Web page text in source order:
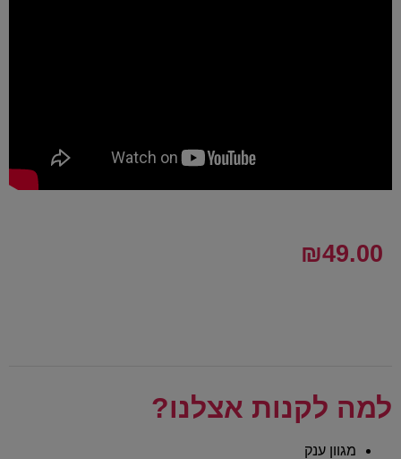
₪49.00
למה לקנות אצלנו?
מגוון ענק